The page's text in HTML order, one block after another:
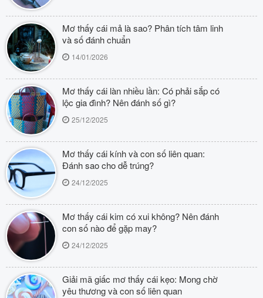
Mơ thấy cái mả là sao? Phân tích tâm linh
và số đánh chuẩn
14/01/2026
Mơ thấy cái làn nhiều lần: Có phải sắp có
lộc gia đình? Nên đánh số gì?
25/12/2025
Mơ thấy cái kính và con số liên quan:
Đánh sao cho dễ trúng?
24/12/2025
Mơ thấy cái kim có xui không? Nên đánh
con số nào để gặp may?
24/12/2025
Giải mã giấc mơ thấy cái kẹo: Mong chờ
yêu thương và con số liên quan